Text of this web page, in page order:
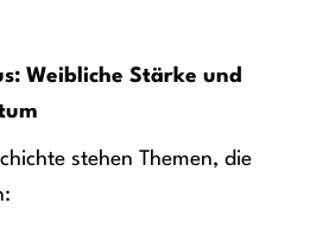
Weibliche Stärke und
stehen Themen, die